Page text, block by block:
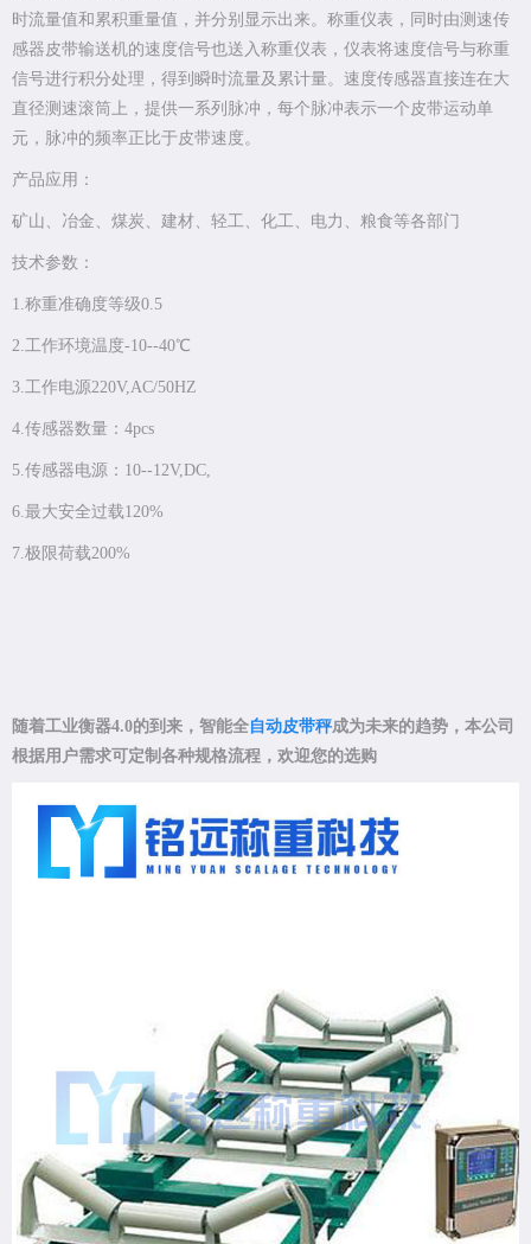
时流量值和累积重量值，并分别显示出来。称重仪表，同时由测速传
感器皮带输送机的速度信号也送入称重仪表，仪表将速度信号与称重
信号进行积分处理，得到瞬时流量及累计量。速度传感器直接连在大
直径测速滚筒上，提供一系列脉冲，每个脉冲表示一个皮带运动单
元，脉冲的频率正比于皮带速度。
产品应用：
矿山、冶金、煤炭、建材、轻工、化工、电力、粮食等各部门
技术参数：
1.称重准确度等级0.5
2.工作环境温度-10--40℃
3.工作电源220V,AC/50HZ
4.传感器数量：4pcs
5.传感器电源：10--12V,DC,
6.最大安全过载120%
7.极限荷载200%
随着工业衡器4.0的到来，智能全自动皮带秤成为未来的趋势，本公司
根据用户需求可定制各种规格流程，欢迎您的选购